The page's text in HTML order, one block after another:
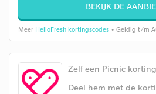
BEKIJK DE
Meer HelloFresh kortingscodes • Geldig t/m
Zelf een Picnic
Deel hem met de